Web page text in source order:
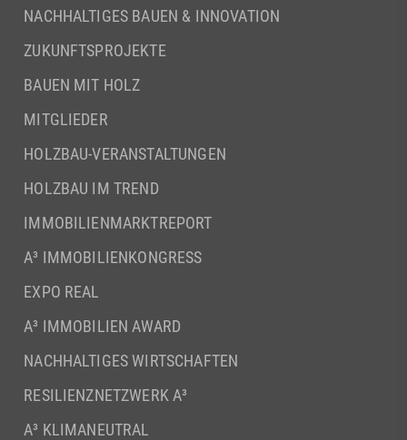
NACHHALTIGES BAUEN & INNOVATION
ZUKUNFTSPROJEKTE
BAUEN MIT HOLZ
MITGLIEDER
HOLZBAU-VERANSTALTUNGEN
HOLZBAU IM TREND
IMMOBILIENMARKTREPORT
A³ IMMOBILIENKONGRESS
EXPO REAL
A³ IMMOBILIEN AWARD
NACHHALTIGES WIRTSCHAFTEN
RESILIENZNETZWERK A³
A³ KLIMANEUTRAL